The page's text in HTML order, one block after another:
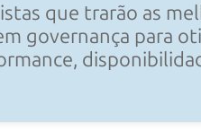
que trarão as
governança para